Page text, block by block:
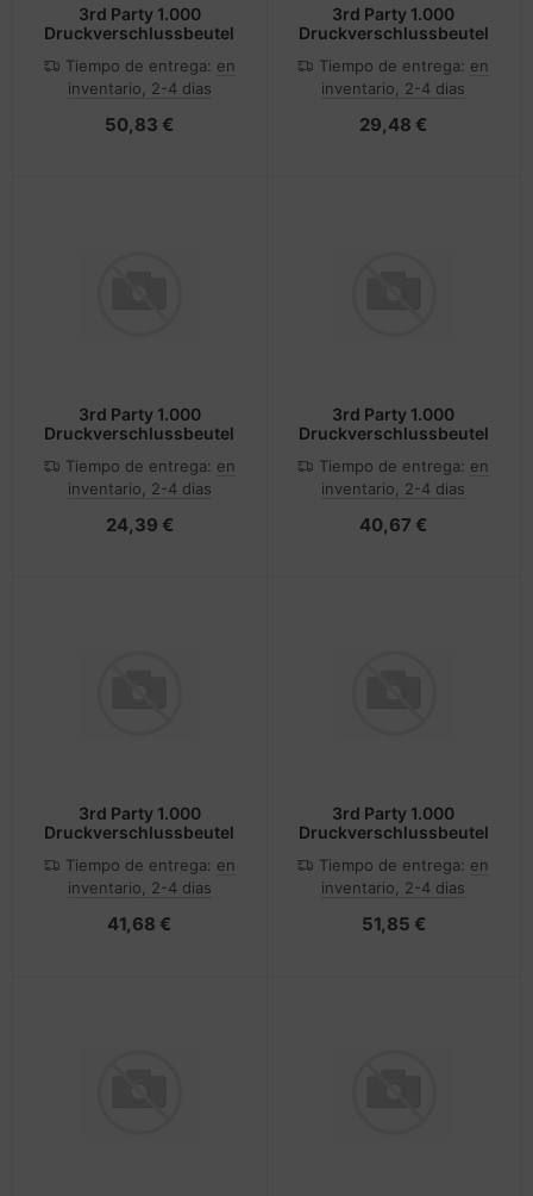
3rd Party 1.000
Druckverschlussbeutel
Tiempo de entrega: en
inventario, 2-4 dias
50,83 €
3rd Party 1.000
Druckverschlussbeutel
Tiempo de entrega: en
inventario, 2-4 dias
29,48 €
3rd Party 1.000
Druckverschlussbeutel
Tiempo de entrega: en
inventario, 2-4 dias
24,39 €
3rd Party 1.000
Druckverschlussbeutel
Tiempo de entrega: en
inventario, 2-4 dias
40,67 €
3rd Party 1.000
Druckverschlussbeutel
Tiempo de entrega: en
inventario, 2-4 dias
41,68 €
3rd Party 1.000
Druckverschlussbeutel
Tiempo de entrega: en
inventario, 2-4 dias
51,85 €